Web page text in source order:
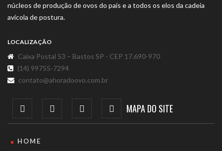
núcleos de produção de ovos do país e a todos os elos da cadeia
avícola de postura.
LOCALIZAÇÃO
Caixa Postal 53 – Bastos SP - CEP 17.690-970
(14) 99755-7294
contato@ahoradoovo.com.br
MAPA DO SITE
HOME